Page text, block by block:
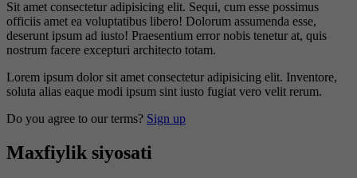
Sit amet consectetur adipisicing elit. Sequi, cum esse possimus
officiis amet ea voluptatibus libero! Dolorum assumenda esse,
deserunt ipsum ad iusto! Praesentium error nobis tenetur at, quis
nostrum facere excepturi architecto totam.
Lorem ipsum dolor sit amet consectetur adipisicing elit. Inventore,
soluta alias eaque modi ipsum sint iusto fugiat vero velit rerum.
Do you agree to our terms? Sign up
Maxfiylik siyosati